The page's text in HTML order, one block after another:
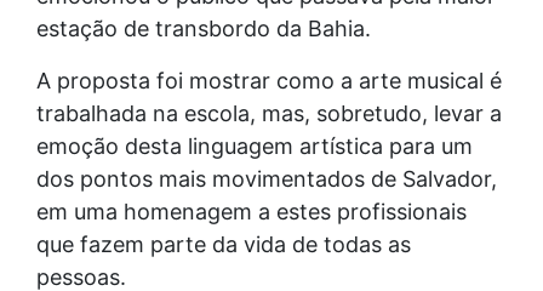
estação de transbordo da Bahia.
A proposta foi mostrar como a arte musical é
trabalhada na escola, mas, sobretudo, levar a
emoção desta linguagem artística para um
dos pontos mais movimentados de Salvador,
em uma homenagem a estes profissionais
que fazem parte da vida de todas as
pessoas.